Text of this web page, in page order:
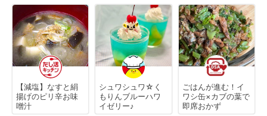
【減塩】なすと絹
揚げのピリ辛お味
噌汁
シュワシュワ☆く
もりんブルーハワ
イゼリー♪
ごはんが進む！イ
ワシ缶×カブの葉で
即席おかず